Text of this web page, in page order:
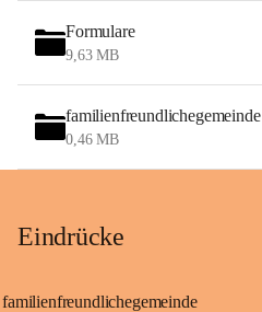
Formulare
9,63 MB
familienfreundlichegemeinde
0,46 MB
Eindrücke
familienfreundlichegemeinde